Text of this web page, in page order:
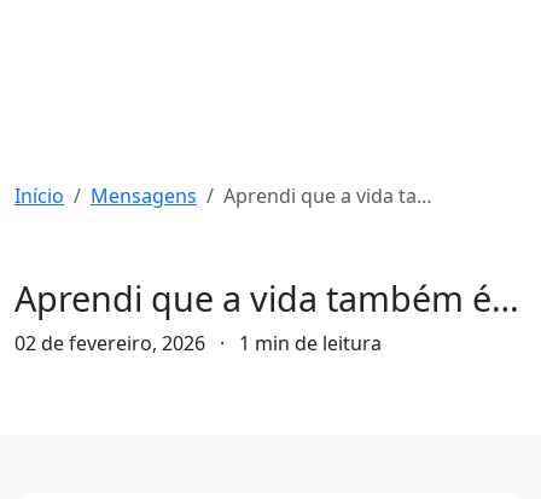
Início Mensagens Aprendi que a vida também é…
Aprendi que a vida também é…
02 de fevereiro, 2026 · 1 min de leitura